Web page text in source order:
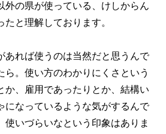
外の県が使っている、けしからん
と理解しております。
あれば使うのは当然だと思うんで
ら。使い方のわかりにくさという
か、雇用であったりとか、結構い
になっているような気がするんで
使いづらいなという印象はありま